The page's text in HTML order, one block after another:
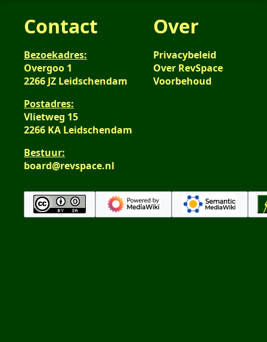
Contact
Bezoekadres:
Overgoo 1
2266 JZ Leidschendam
Postadres:
Vlietweg 15
2266 KA Leidschendam
Bestuur:
board@revspace.nl
Over
Privacybeleid
Over RevSpace
Voorbehoud